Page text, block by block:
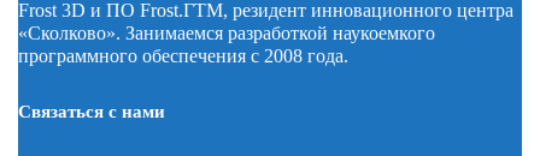
Frost 3D и ПО Frost.ГТМ, резидент инновационного центра
«Сколково». Занимаемся разработкой наукоемкого
программного обеспечения с 2008 года.
Связаться с нами